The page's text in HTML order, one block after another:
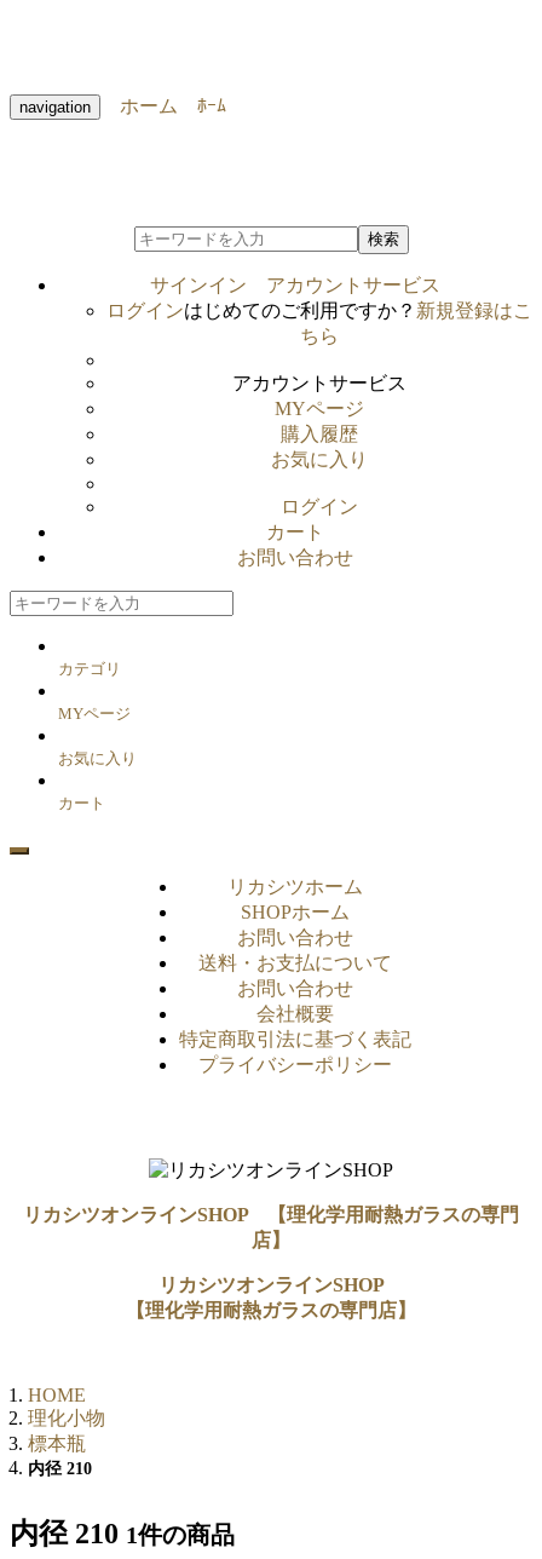
navigation ホーム ﾎｰﾑ
検索
サインイン
アカウントサービス
ログインはじめてのご利用ですか？ 新規登録はこ
ちら
アカウントサービス
MYページ
購入履歴
お気に入り
ログイン
カート
お問い合わせ
カテゴリ
MYページ
お気に入り
カート
リカシツホーム
SHOPホーム
お問い合わせ
送料・お支払について
お問い合わせ
会社概要
特定商取引法に基づく表記
プライバシーポリシー
リカシツオンラインSHOP 【理化学用耐熱ガラスの専門
店】
リカシツオンラインSHOP
【理化学用耐熱ガラスの専門店】
HOME
理化小物
標本瓶
内径 210
内径 210 1件の商品